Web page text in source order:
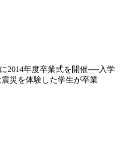
2014年度卒業式を開催──入学
災を体験した学生が卒業